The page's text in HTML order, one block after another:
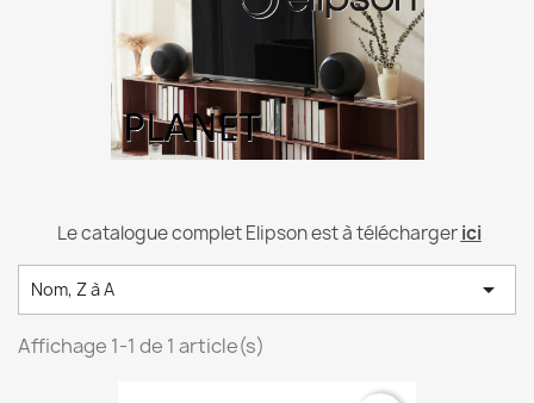
Le catalogue complet Elipson est à téléchargerici
Nom, Z à A 
Affichage 1-1 de 1 article(s)